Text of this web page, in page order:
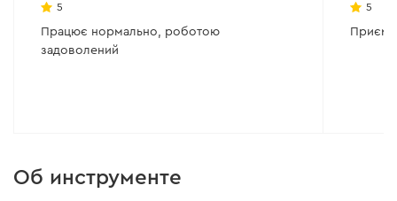
5
Працює нормально, роботою
задоволений
5
Об инструменте